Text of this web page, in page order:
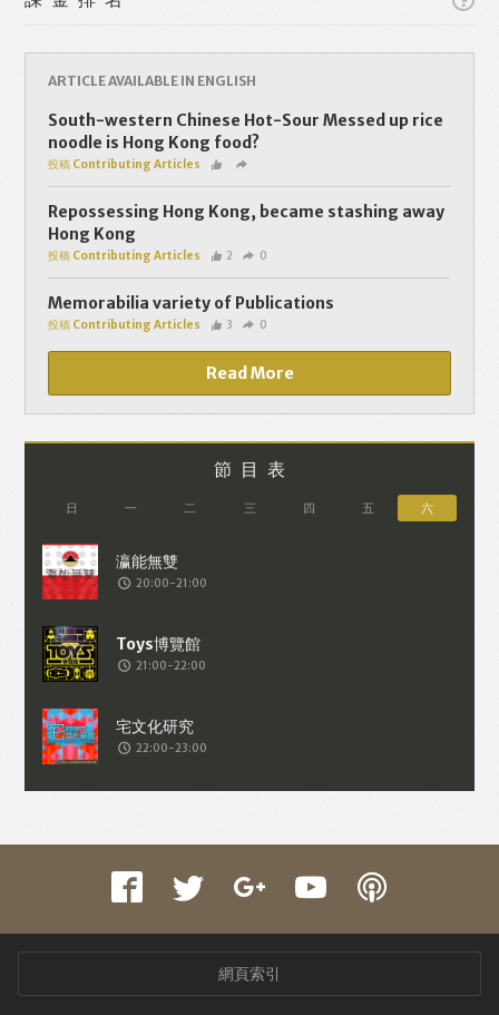
ARTICLE AVAILABLE IN ENGLISH
South-western Chinese Hot-Sour Messed up rice
noodle is Hong Kong food?
投稿 Contributing Articles
Repossessing Hong Kong, became stashing away
Hong Kong
投稿 Contributing Articles 2 0
Memorabilia variety of Publications
投稿 Contributing Articles 3 0
Read More
節目表
日 一 二 三 四 五 六
20:00-21:00
21:00-22:00
22:00-23:00
網頁索引